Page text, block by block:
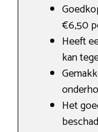
€6,50
Heeft
kan
Het